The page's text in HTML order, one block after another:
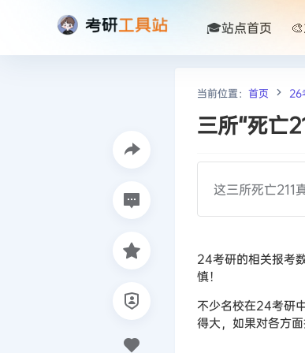
🎓站点首页
当前位置： 首页 26
三所“死亡
这三所死亡211
24考研的相关报考
慎！
不少名校在24考研
得大，如果对各方